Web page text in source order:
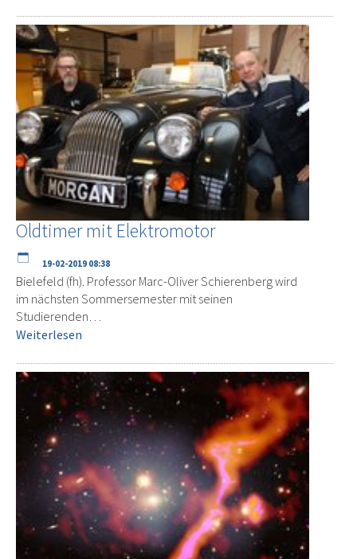
Oldtimer mit Elektromotor
19-02-2019 08:38
Bielefeld (fh). Professor Marc-Oliver Schierenberg wird
im nächsten Sommersemester mit seinen
Studierenden…
Weiterlesen